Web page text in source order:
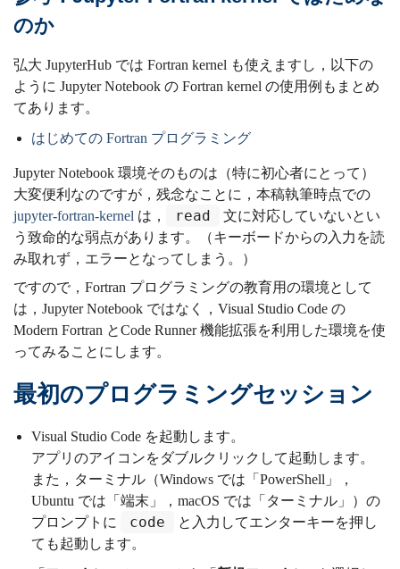
のか
弘大 JupyterHub では Fortran kernel も使えますし，以下の
ように Jupyter Notebook の Fortran kernel の使用例もまとめ
てあります。
はじめての Fortran プログラミング
Jupyter Notebook 環境そのものは（特に初心者にとって）
大変便利なのですが，残念なことに，本稿執筆時点での
jupyter-fortran-kernel は， read
文に対応していないとい
う致命的な弱点があります。（キーボードからの入力を読
み取れず，エラーとなってしまう。）
ですので，Fortran プログラミングの教育用の環境として
は，Jupyter Notebook ではなく，Visual Studio Code の
Modern Fortran とCode Runner 機能拡張を利用した環境を使
ってみることにします。
最初のプログラミングセッション
Visual Studio Code を起動します。
アプリのアイコンをダブルクリックして起動します。
また，ターミナル（Windows では「PowerShell」，
Ubuntu では「端末」，macOS では「ターミナル」）の
プロンプトに
code
と入力してエンターキーを押し
ても起動します。